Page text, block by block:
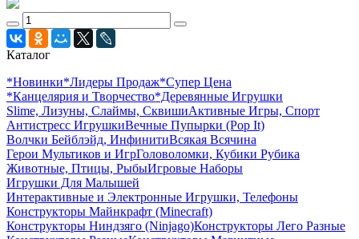
Каталог
*Новинки*Лидеры Продаж*Супер Цена
*Канцелярия и Творчество*Деревянные Игрушки
Slime, Лизуны, Слаймы, СквишиАктивные Игры, Спорт
Антистресс ИгрушкиВечные Пупырки (Pop It)
Волчки Бейблэйд, ИнфинитиВсякая Всячина
Герои Мультиков и ИгрГоловоломки, Кубики Рубика
Животные, Птицы, РыбыИгровые Наборы
Игрушки Для Малышей
Интерактивные и Электронные Игрушки, Телефоны
Конструкторы Майнкрафт (Minecraft)
Конструкторы Ниндзяго (Ninjago)Конструкторы Лего Разные